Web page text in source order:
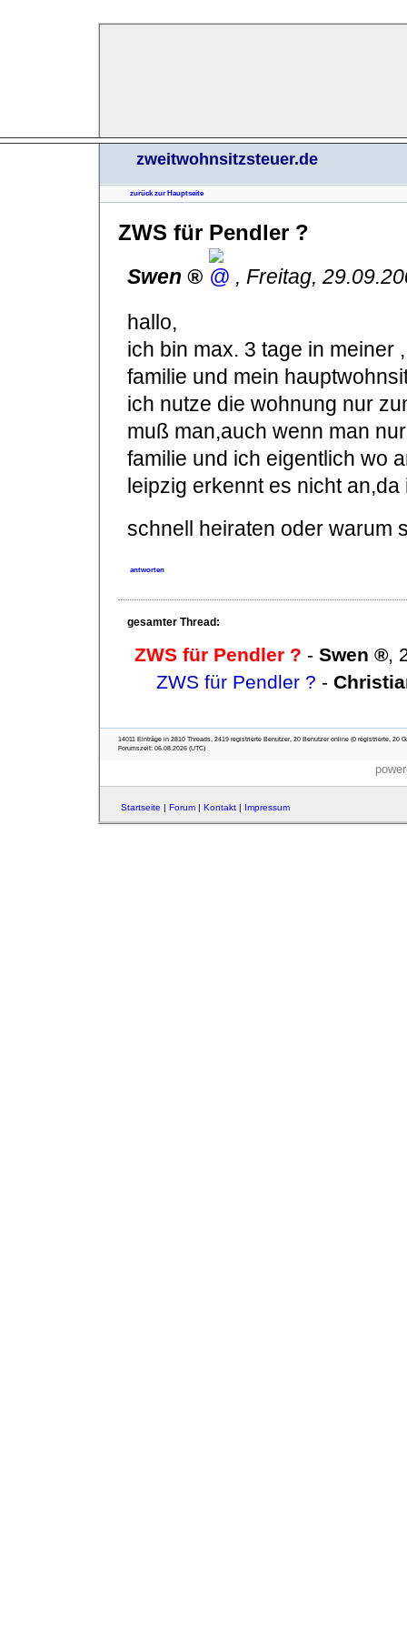
zweitwohnsitzsteuer.de
zurück zur Hauptseite
ZWS für Pendler ?
Swen
, Freitag,
hallo,
ich bin max. 3 tage in meiner
familie und mein
ich nutze die wohnung nur
muß man,auch wenn man
familie und ich eigentlich wo
leipzig erkennt es nicht
schnell heiraten oder warum
antworten
gesamter Thread:
ZWS für Pendler ? - Swen ,
ZWS für Pendler ? -
14011 Einträge in 2810 Threads, 2419 registrierte Benutzer, 20 Benutzer online (0 registrierte, 20
Forumszeit: 06.08.2026 (UTC)
Startseite | Forum| Kontakt| Impressum